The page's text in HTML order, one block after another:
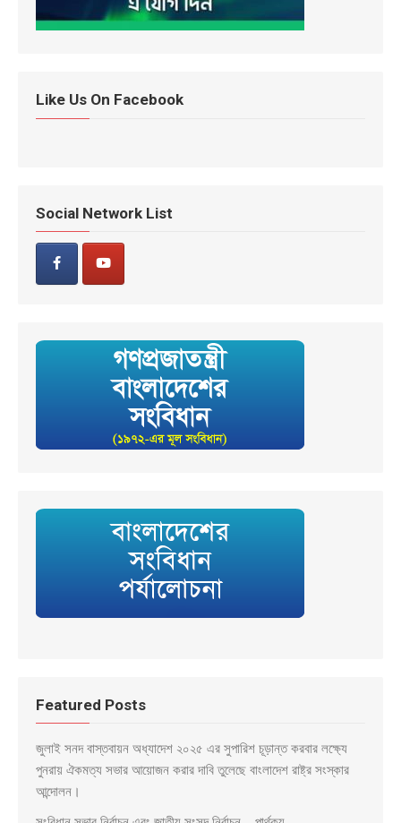
Like Us On Facebook
Social Network List
Featured Posts
জুলাই সনদ বাস্তবায়ন অধ্যাদেশ ২০২৫ এর সুপারিশ চূড়ান্ত করবার লক্ষ্যে
পুনরায় ঐকমত্য সভার আয়োজন করার দাবি তুলেছে বাংলাদেশ রাষ্ট্র সংস্কার
আন্দোলন।